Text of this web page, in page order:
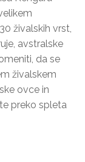
živalskih vrst,
avstralske
da se
živalskem
ovce in
preko spleta